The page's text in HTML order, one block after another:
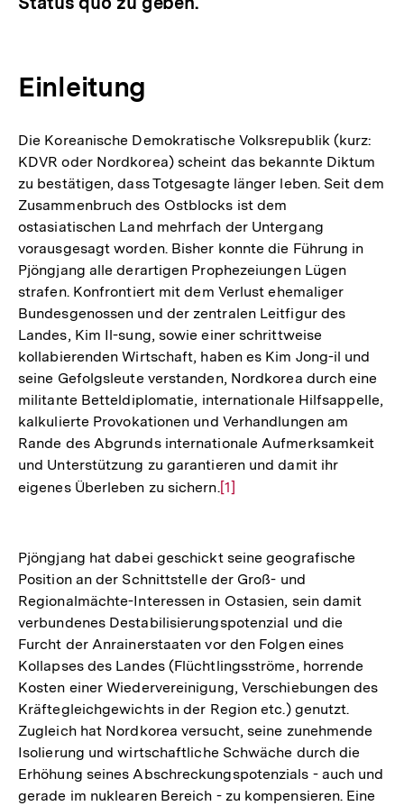
Einleitung
Die Koreanische Demokratische Volksrepublik (kurz:
KDVR oder Nordkorea) scheint das bekannte Diktum
zu bestätigen, dass Totgesagte länger leben. Seit dem
Zusammenbruch des Ostblocks ist dem
ostasiatischen Land mehrfach der Untergang
vorausgesagt worden. Bisher konnte die Führung in
Pjöngjang alle derartigen Prophezeiungen Lügen
strafen. Konfrontiert mit dem Verlust ehemaliger
Bundesgenossen und der zentralen Leitfigur des
Landes, Kim Il-sung, sowie einer schrittweise
kollabierenden Wirtschaft, haben es Kim Jong-il und
seine Gefolgsleute verstanden, Nordkorea durch eine
militante Betteldiplomatie, internationale Hilfsappelle,
kalkulierte Provokationen und Verhandlungen am
Rande des Abgrunds internationale Aufmerksamkeit
und Unterstützung zu garantieren und damit ihr
eigenes Überleben zu sichern.Zur
Fußnote
[1]
Pjöngjang hat dabei geschickt seine geografische
Position an der Schnittstelle der Groß- und
Regionalmächte-Interessen in Ostasien, sein damit
verbundenes Destabilisierungspotenzial und die
Furcht der Anrainerstaaten vor den Folgen eines
Kollapses des Landes (Flüchtlingsströme, horrende
Kosten einer Wiedervereinigung, Verschiebungen des
Kräftegleichgewichts in der Region etc.) genutzt.
Zugleich hat Nordkorea versucht, seine zunehmende
Isolierung und wirtschaftliche Schwäche durch die
Erhöhung seines Abschreckungspotenzials - auch und
gerade im nuklearen Bereich - zu kompensieren. Eine